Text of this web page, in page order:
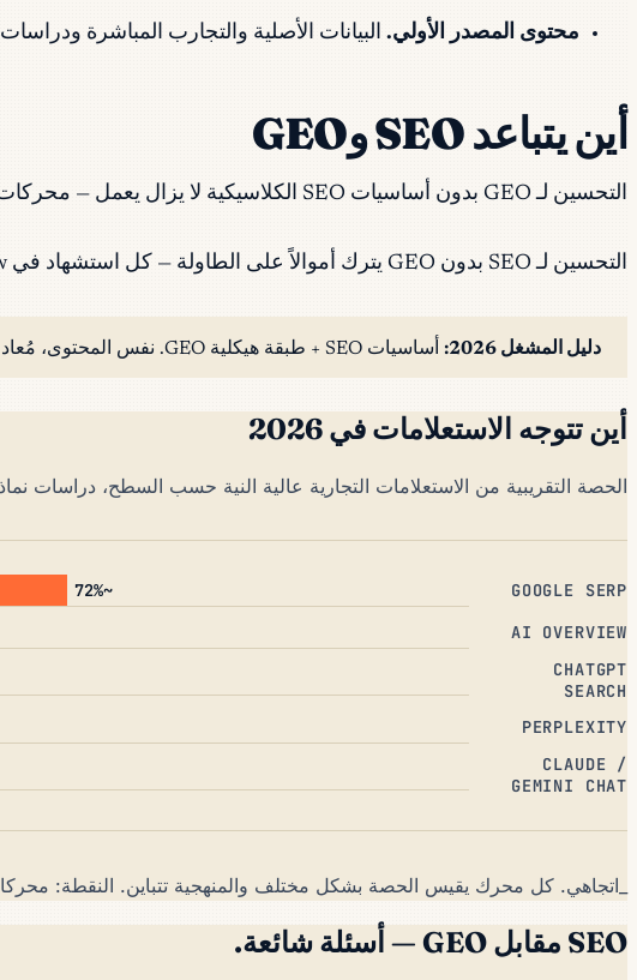
محتوى المصدر الأولي. البيانات الأصلية والتجارب المباشرة
أين يتباعد SEO وGEO
التحسين لـ GEO بدون أساسيات SEO الكلاسيكية لا يزال يعمل — محركات الذكاء الاصطناعي لا تحاول إيجاد الصفحة "الأفضل"، بل تحاول إيجاد الإجابة الأكثر قابلية للاستشهاد.
التحسين لـ SEO بدون GEO يترك أموالاً على الطاولة — كل استشهاد في AI Overview لا تحصل عليه هو منافس يحصل على انتباهك.
دليل المشغل 2026: أساسيات SEO + طبقة هيكلية GEO. نفس المحتوى، مُعاد هيكلته للاستشهاد، يؤدي في كلا السطحين.
أين تتوجه الاستعلامات في 2026
الحصة التقريبية من الاستعلامات التجارية عالية النية حسب السطح، دراسات نماذج
GOOGLE SERP
~72%
AI OVERVIEW
CHATGPT
SEARCH
PERPLEXITY
CLAUDE /
GEMINI CHAT
_اتجاهي. كل محرك يقيس الحصة بشكل مختلف والمنهجية تتباين. النقطة: محركات الذكاء الاصطناعي الآن تمثل
SEO مقابل GEO — أسئلة شائعة.